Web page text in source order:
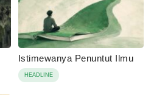
Istimewanya Penuntut Ilmu
HEADLINE